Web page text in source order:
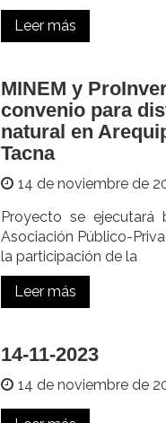
Leer más
MINEM y
convenio para
natural en
Tacna
14 de noviembre de
Proyecto se
Asociación Público-
la participación de la
Leer más
14-11-2023
14 de noviembre de